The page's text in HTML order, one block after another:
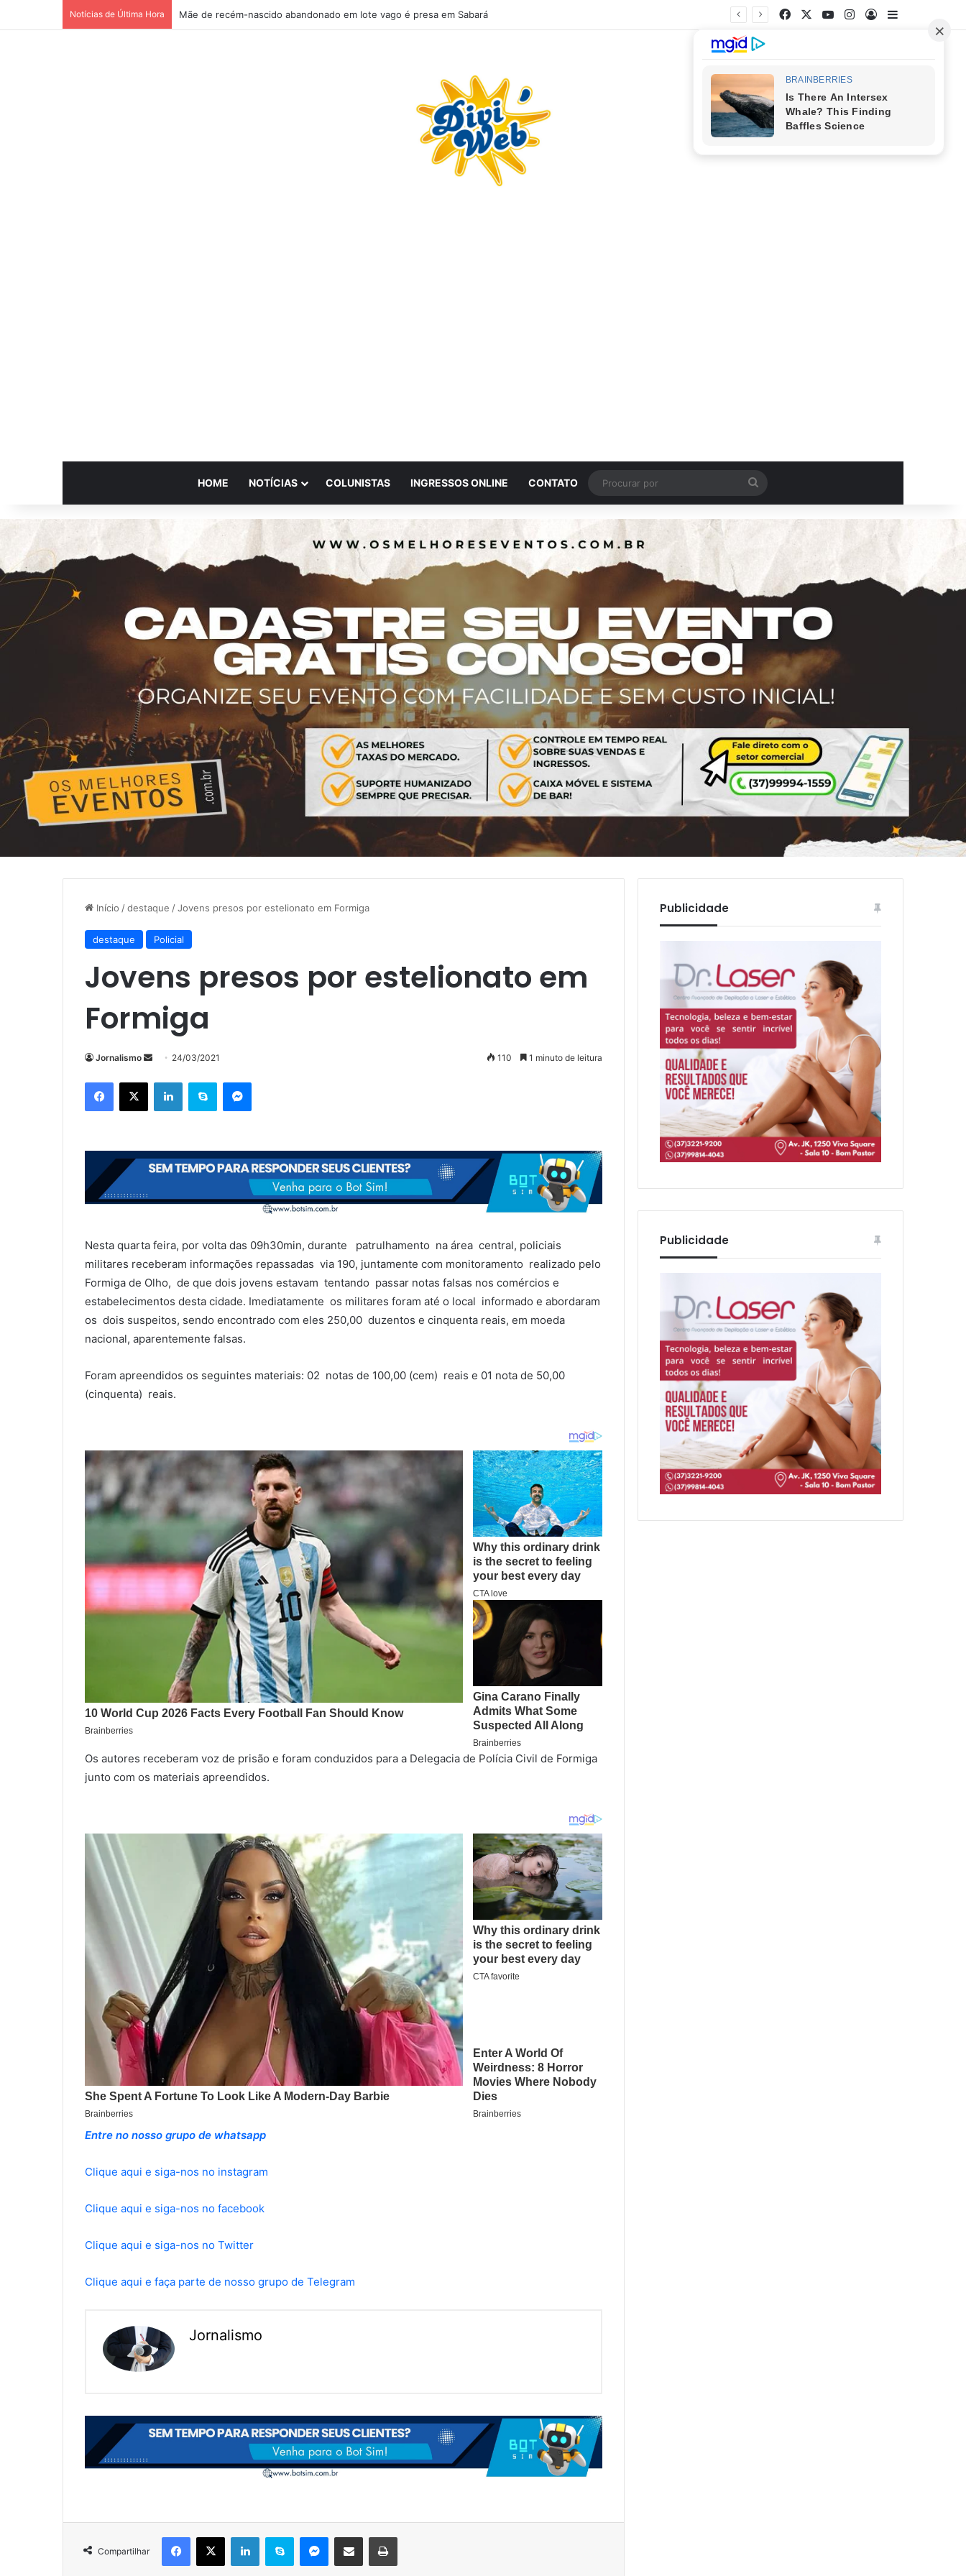
Notícias de Última Hora Mãe de recém-nascido abandonado em lote vago é presa em Sabará FacebookYouTubeInstagram
EntrarBarra Lateral
HOME NOTÍCIAS COLUNISTAS INGRESSOS ONLINE CONTATO
por
Início /destaque /Jovens presos por estelionato em Formiga
destaque Policial
Jovens presos por estelionato em
Formiga
Jornalismo
Mande
mail
24/03/2021 110 1 minuto de leitura
Facebook
X LinkedinSkype Messenger
Nesta quarta feira, por volta das 09h30min, durante patrulhamento na área central, policiais
militares receberam informações repassadas via 190, juntamente com monitoramento realizado pelo
Formiga de Olho, de que dois jovens estavam tentando passar notas falsas nos comércios e
estabelecimentos desta cidade. Imediatamente os militares foram até o local informado e abordaram
os dois suspeitos, sendo encontrado com eles 250,00 duzentos e cinquenta reais, em moeda
nacional, aparentemente falsas.
Foram apreendidos os seguintes materiais: 02 notas de 100,00 (cem) reais e 01 nota de 50,00
(cinquenta) reais.
Os autores receberam voz de prisão e foram conduzidos para a Delegacia de Polícia Civil de Formiga
junto com os materiais apreendidos.
Entre no nosso grupo de whatsapp
Clique aqui e siga-nos no instagram
Clique aqui e siga-nos no facebook
Clique aqui e siga-nos no Twitter
Clique aqui e faça parte de nosso grupo de Telegram
Jornalismo
Compartilhar
Facebook
X LinkedinSkype Messenger
Compartilhar via e-mail Imprimir
Publicidade
Publicidade